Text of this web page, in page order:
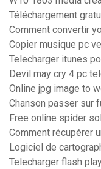
Téléchargement
Comment convertir
Copier musique pc
Telecharger itunes
Devil may cry 4 pc
Online jpg image to
Chanson passer sur
Free online spider
Comment récupérer
Logiciel de
Telecharger flash